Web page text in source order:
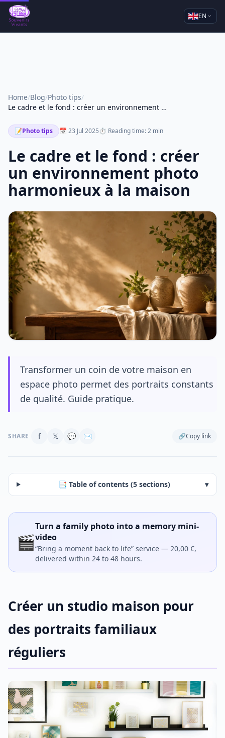
EN
Home/Blog/Photo tips/
Le cadre et le fond : créer un environnement photo harmonieux à la maison
📝Photo tips 📅 23 Jul 2025⏱ Reading time: 2 min
Le cadre et le fond : créer
un environnement photo
harmonieux à la maison
Transformer un coin de votre maison en
espace photo permet des portraits constants
de qualité. Guide pratique.
SHARE f 𝕏 💬 ✉ 🔗Copy link
📑 Table of contents (5 sections) ▾
🎬
Turn a family photo into a memory mini-
video
“Bring a moment back to life” service — 20,00 €,
delivered within 24 to 48 hours.
Créer un studio maison pour
des portraits familiaux
réguliers